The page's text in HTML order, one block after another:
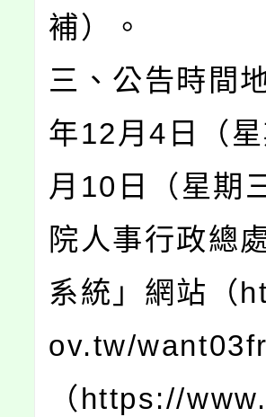
補）。
三、公告時間
年12月4日（
月10日（星期
院人事行政總
系統」網站（
ov.tw/
（https://